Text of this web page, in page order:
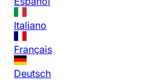
Italiano
Français
Deutsch